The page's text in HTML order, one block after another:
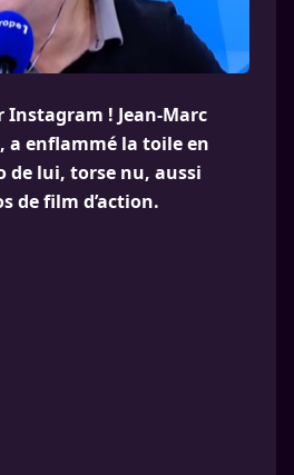
Instagram ! Jean-Marc
a enflammé la toile en
de lui, torse nu, aussi
de film d’action.